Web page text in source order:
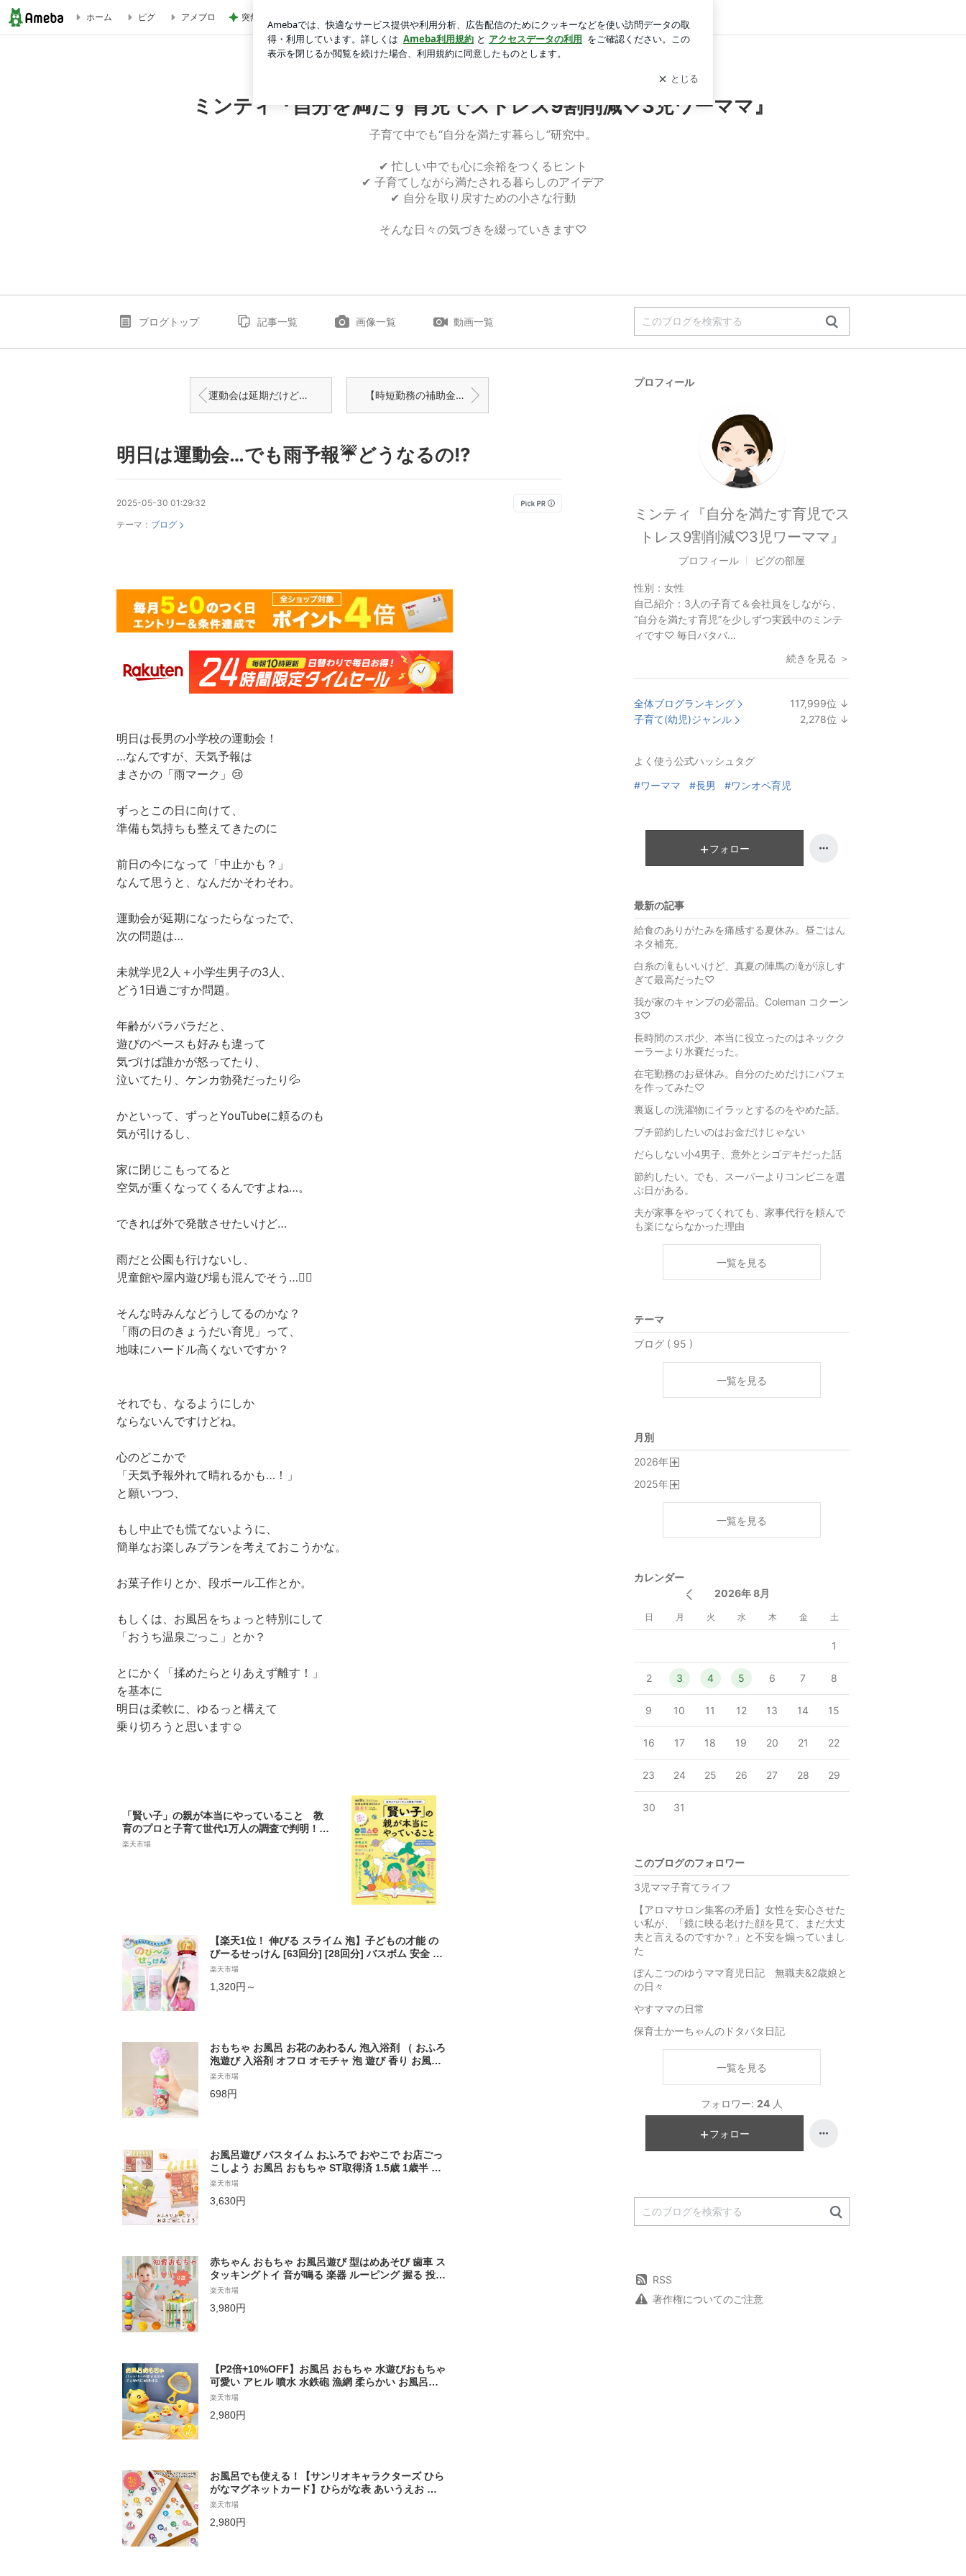
明日は運動会…でも雨予報☔どうなるの!? | ミンティ『自分を満たす育児でストレス9割削減♡3児ワーママ』
ホーム ピグ アメブロ 突然の離婚と再婚を宣言した元夫 ログイン
ミンティ『自分を満たす育児でストレス9割削減♡3児ワーママ』
子育て中でも“自分を満たす暮らし”研究中。
✔ 忙しい中でも心に余裕をつくるヒント
✔ 子育てしながら満たされる暮らしのアイデア
✔ 自分を取り戻すための小さな行動
そんな日々の気づきを綴っていきます♡
ブログトップ 記事一覧 画像一覧 動画一覧
運動会は延期だけど、素敵な日 【時短勤務の補助金制度に思うこと】もう1人産もう、とはなかなか思えない理由
明日は運動会…でも雨予報☔どうなるの!?
2025-05-30 01:29:32
テーマ： ブログ
明日は長男の小学校の運動会！
…なんですが、天気予報は
まさかの「雨マーク」😢
ずっとこの日に向けて、
準備も気持ちも整えてきたのに
前日の今になって「中止かも？」
なんて思うと、なんだかそわそわ。
運動会が延期になったらなったで、
次の問題は…
未就学児2人＋小学生男子の3人、
どう1日過ごすか問題。
年齢がバラバラだと、
遊びのペースも好みも違って
気づけば誰かが怒ってたり、
泣いてたり、ケンカ勃発だったり💦
かといって、ずっとYouTubeに頼るのも
気が引けるし、
家に閉じこもってると
空気が重くなってくるんですよね…。
できれば外で発散させたいけど…
雨だと公園も行けないし、
児童館や屋内遊び場も混んでそう…😵‍💫
そんな時みんなどうしてるのかな？
「雨の日のきょうだい育児」って、
地味にハードル高くないですか？
それでも、なるようにしか
ならないんですけどね。
心のどこかで
「天気予報外れて晴れるかも…！」
と願いつつ、
もし中止でも慌てないように、
簡単なお楽しみプランを考えておこうかな。
お菓子作りとか、段ボール工作とか。
もしくは、お風呂をちょっと特別にして
「おうち温泉ごっこ」とか？
とにかく「揉めたらとりあえず離す！」
を基本に
明日は柔軟に、ゆるっと構えて
乗り切ろうと思います☺️
「賢い子」の親が本当にやっていること 教
育のプロと子育て世代1万人の調査で判明！
（講談社 MOOK） [ 講談社 ]
楽天市場
【楽天1位！ 伸びる スライム 泡】子どもの才能 の
びーるせっけん [63回分] [28回分] バスボム 安全 感
触遊び 親子 お風呂 おふろ おもちゃ 知育 玩具 粘土
歳 4歳 5歳 6歳 7歳 男の子 女の子 幼児
楽天市場
1,320円～
おもちゃ お風呂 お花のあわるん 泡入浴剤 （ おふろ
泡遊び 入浴剤 オフロ オモチャ 泡 遊び 香り お風呂
遊び ユニーク 楽しい 子供 子ども キッズ おうちプ
楽天市場
698円
お風呂遊び バスタイム おふろで おやこで お店ごっ
こしよう お風呂 おもちゃ ST取得済 1.5歳 1歳半 2
歳 3歳 4歳 5歳 子供 親子 知育 男の子 女の子 ごっこ
あす楽
楽天市場
3,630円
赤ちゃん おもちゃ お風呂遊び 型はめあそび 歯車 ス
タッキングトイ 音が鳴る 楽器 ルーピング 握る 投げ
る はじめて おうち時間 孫 男の子 女の子 誕生日 新
楽天市場
3,980円
【P2倍+10%OFF】お風呂 おもちゃ 水遊びおもちゃ
可愛い アヒル 噴水 水鉄砲 漁網 柔らかい お風呂遊
び プール 浴室 風呂 浴槽 水おもちゃ 女の子 男の子
産祝い 新年 正月 クリスマス プレゼント 6ヶ月 1歳
楽天市場
2,980円
お風呂でも使える！【サンリオキャラクターズ ひら
がなマグネットカード】ひらがな表 あいうえお 知
育 おもちゃ 練習 ひらがなあそび おけいこ 子供 赤
もちゃ お風呂遊び お風呂学習【有料ギフトラッピ
楽天市場
2,980円
プロフィール
ミンティ『自分を満たす育児でス
トレス9割削減♡3児ワーママ』
プロフィール ピグの部屋
性別： 女性
自己紹介： 3人の子育て＆会社員をしながら、
“自分を満たす育児”を少しずつ実践中のミンテ
ィです♡ 毎日バタバ...
続きを見る ＞
全体ブログランキング 117,999位 ↓
子育て(幼児)ジャンル 2,278位 ↓
よく使う公式ハッシュタグ
#ワーママ #長男 #ワンオペ育児
フォロー
最新の記事
給食のありがたみを痛感する夏休み。昼ごはん
ネタ補充。
白糸の滝もいいけど、真夏の陣馬の滝が涼しす
ぎて最高だった♡
我が家のキャンプの必需品。Coleman コクーン
3♡
長時間のスポ少、本当に役立ったのはネックク
ーラーより氷嚢だった。
在宅勤務のお昼休み。自分のためだけにパフェ
を作ってみた♡
裏返しの洗濯物にイラッとするのをやめた話。
プチ節約したいのはお金だけじゃない
だらしない小4男子、意外とシゴデキだった話
節約したい。でも、スーパーよりコンビニを選
ぶ日がある。
夫が家事をやってくれても、家事代行を頼んで
も楽にならなかった理由
一覧を見る
テーマ
ブログ ( 95 )
一覧を見る
月別
2026年
2025年
一覧を見る
カレンダー
2026年 8月
日 月 火 水 木 金 土
1
2 3 4 5 6 7 8
9 10 11 12 13 14 15
16 17 18 19 20 21 22
23 24 25 26 27 28 29
30 31
このブログのフォロワー
3児ママ子育てライフ
【アロマサロン集客の矛盾】女性を安心させた
い私が、「鏡に映る老けた顔を見て、まだ大丈
夫と言えるのですか？」と不安を煽っていまし
た
ぽんこつのゆうママ育児日記 無職夫&2歳娘と
の日々
やすママの日常
保育士かーちゃんのドタバタ日記
一覧を見る
フォロワー: 24 人
フォロー
RSS
著作権についてのご注意